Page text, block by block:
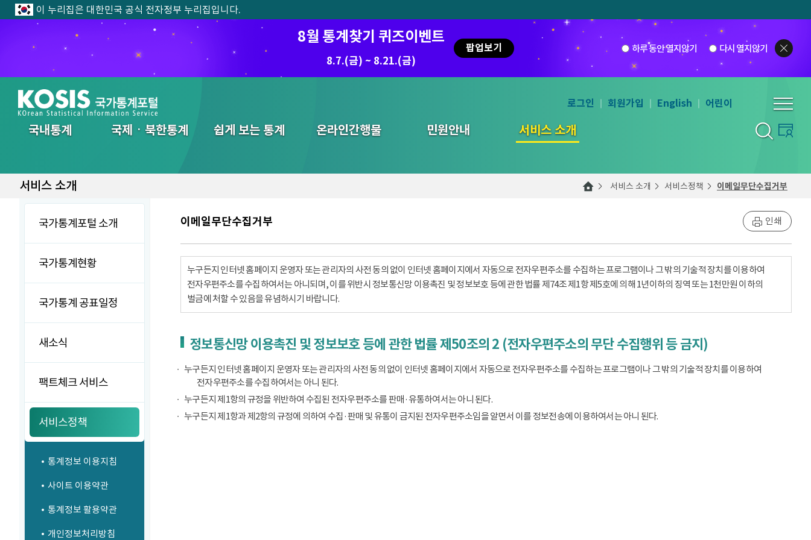
이 누리집은 대한민국 공식 전자정부 누리집입니다.
8월 통계찾기 퀴즈이벤트
8.7.(금) ~ 8.21.(금)
팝업보기 하루 동안 열지않기 다시 열지않기
국내통계 국제ㆍ북한통계 쉽게 보는 통계 온라인간행물 민원안내 서비스 소개
통합검색
로그인 회원가입 English 어린이
서비스 소개 서비스 소개 서비스정책 이메일무단수집거부
국가통계포털 소개
국가통계현황
국가통계 공표일정
새소식
팩트체크 서비스
서비스정책
통계정보 이용지침
사이트 이용약관
통계정보 활용약관
개인정보처리방침
이메일무단수집거부 인쇄
누구든지 인터넷 홈페이지 운영자 또는 관리자의 사전 동의 없이 인터넷 홈페이지에서 자동으로 전자우편주소를 수집하는 프로그램이나 그 밖의 기술적 장치를 이용하여
전자우편주소를 수집하여서는 아니되며, 이를 위반시 정보통신망 이용촉진 및 정보보호 등에 관한 법률 제74조 제1항 제5호에 의해 1년이하의 징역 또는 1천만원 이하의
벌금에 처할 수 있음을 유념하시기 바랍니다.
정보통신망 이용촉진 및 정보보호 등에 관한 법률 제50조의 2 (전자우편주소의 무단 수집행위 등 금지)
누구든지 인터넷 홈페이지 운영자 또는 관리자의 사전 동의 없이 인터넷 홈페이지에서 자동으로 전자우편주소를 수집하는 프로그램이나 그 밖의 기술적 장치를 이용하여
전자우편주소를 수집하여서는 아니 된다.
누구든지 제1항의 규정을 위반하여 수집된 전자우편주소를 판매·유통하여서는 아니 된다.
누구든지 제1항과 제2항의 규정에 의하여 수집·판매 및 유통이 금지된 전자우편주소임을 알면서 이를 정보전송에 이용하여서는 아니 된다.